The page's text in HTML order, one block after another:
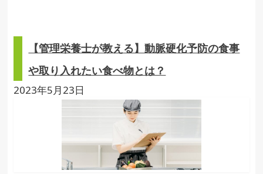
【管理栄養士が教える】動脈硬化予防の食事
や取り入れたい食べ物とは？
2023年5月23日